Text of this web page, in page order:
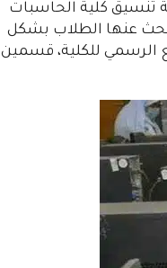
تنسيق كلية الحاسبات
القمة التي يبحث عنها الطلاب بشكل
الرسمي للكلية، قسمين